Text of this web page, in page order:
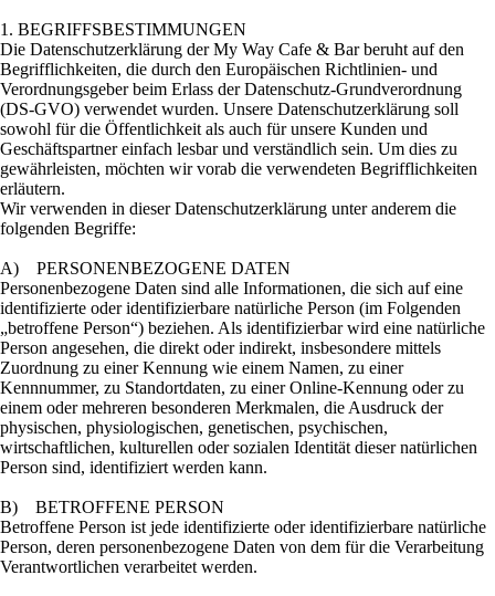
1. BEGRIFFSBESTIMMUNGEN
Die Datenschutzerklärung der My Way Cafe & Bar beruht auf den
Begrifflichkeiten, die durch den Europäischen Richtlinien- und
Verordnungsgeber beim Erlass der Datenschutz-Grundverordnung
(DS-GVO) verwendet wurden. Unsere Datenschutzerklärung soll
sowohl für die Öffentlichkeit als auch für unsere Kunden und
Geschäftspartner einfach lesbar und verständlich sein. Um dies zu
gewährleisten, möchten wir vorab die verwendeten Begrifflichkeiten
erläutern.
Wir verwenden in dieser Datenschutzerklärung unter anderem die
folgenden Begriffe:
A) PERSONENBEZOGENE DATEN
Personenbezogene Daten sind alle Informationen, die sich auf eine
identifizierte oder identifizierbare natürliche Person (im Folgenden
„betroffene Person“) beziehen. Als identifizierbar wird eine natürliche
Person angesehen, die direkt oder indirekt, insbesondere mittels
Zuordnung zu einer Kennung wie einem Namen, zu einer
Kennnummer, zu Standortdaten, zu einer Online-Kennung oder zu
einem oder mehreren besonderen Merkmalen, die Ausdruck der
physischen, physiologischen, genetischen, psychischen,
wirtschaftlichen, kulturellen oder sozialen Identität dieser natürlichen
Person sind, identifiziert werden kann.
B) BETROFFENE PERSON
Betroffene Person ist jede identifizierte oder identifizierbare natürliche
Person, deren personenbezogene Daten von dem für die Verarbeitung
Verantwortlichen verarbeitet werden.